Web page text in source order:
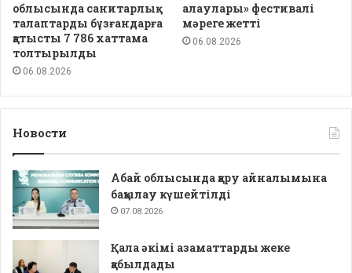
облысында санитарлық
талаптарды бұзғандарға
қатысты 7 786 хаттама
толтырылды
06.08.2026
алаулары» фестивалі
мәреге жетті
06.08.2026
Новости
Абай облысында қару айналымына
бақылау күшейтілді
07.08.2026
Қала әкімі азаматтарды жеке
қабылдады